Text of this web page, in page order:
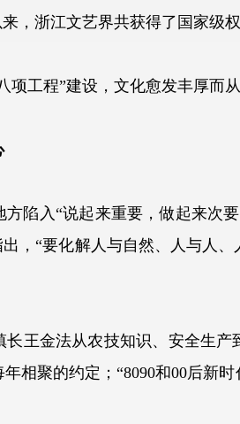
，浙江文艺界共获得了国家级
工程”建设，文化愈发丰厚而从
入“说起来重要，做起来次要
，“要化解人与自然、人与人
金法从农技知识、安全生产
相聚的约定；“8090和00后新